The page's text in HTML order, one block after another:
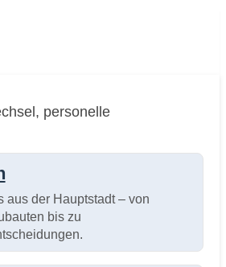
personelle
aus der Hauptstadt – von
bis zu